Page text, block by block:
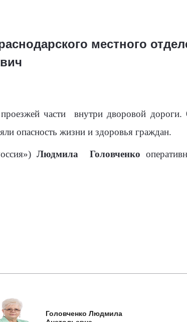
местного
части
внутри дворовой
опасность жизни и здоровья граждан.
Людмила Головченко
Головченко Людмила